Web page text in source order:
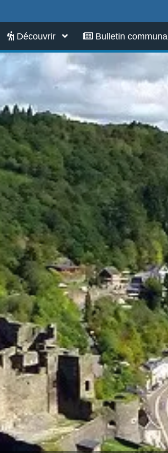
Découvrir Bulletin communal